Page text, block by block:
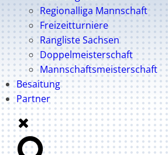
Regionalliga Mannschaft
Freizeitturniere
Rangliste Sachsen
Doppelmeisterschaft
Mannschaftsmeisterschaft
Besaitung
Partner